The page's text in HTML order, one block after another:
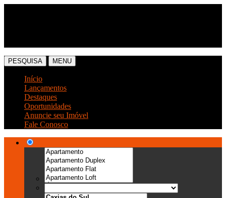
PESQUISA MENU
Início
Lançamentos
Destaques
Oportunidades
Anuncie seu Imóvel
Fale Conosco